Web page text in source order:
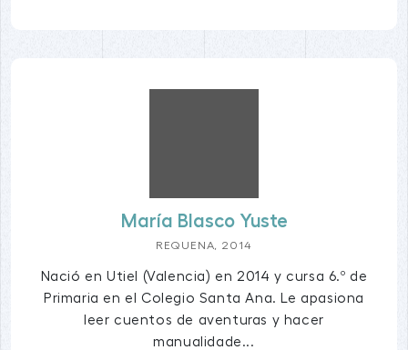
María Blasco Yuste
REQUENA, 2014
Nació en Utiel (Valencia) en 2014 y cursa 6.º de
Primaria en el Colegio Santa Ana. Le apasiona
leer cuentos de aventuras y hacer
manualidade...